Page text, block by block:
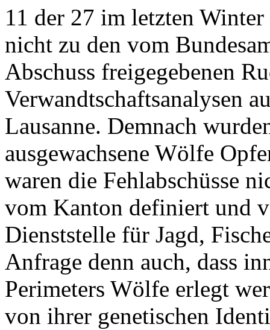
11 der 27 im letzten
nicht zu den vom
Abschuss freigegebenen
Verwandtschaftsanalysen
Lausanne. Demnach
ausgewachsene Wölfe
waren die Fehlabschüsse
vom Kanton definiert und
Dienststelle für Jagd,
Anfrage denn auch, dass
Perimeters Wölfe erlegt
von ihrer genetischen